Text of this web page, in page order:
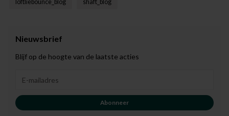
loftliebounce_blog shaft_blog
Nieuwsbrief
Blijf op de hoogte van de laatste acties
Abonneer